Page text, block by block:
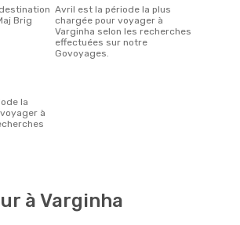
Brig
avril est la période la plus
chargée pour voyager à
Varginha selon les recherches
effectuées sur notre
Govoyages.
à
à Varginha